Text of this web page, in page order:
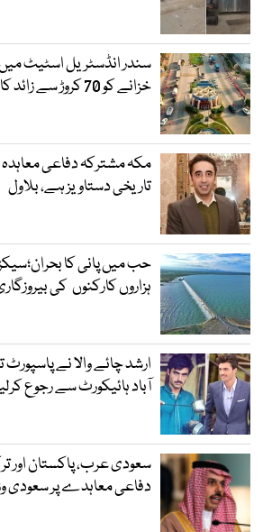
سندر انڈسٹریل اسٹیٹ
خزانے کو 70 کروڑ سے زائد کا نقصان
مکہ مشترکہ دفاعی
تاریخی دستاویز ہے، بلاول
حب میں پانی کا
ہزاروں کارکنوں کی
ارشد چائے والا نے
آباد ہائیکورٹ سے رجوع
سعودی عرب، پاکستان اور
دفاعی معاہدے پر سعودی